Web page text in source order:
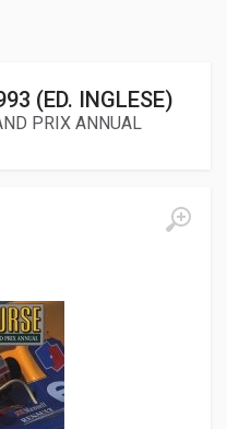
(ED. INGLESE)
PRIX ANNUAL